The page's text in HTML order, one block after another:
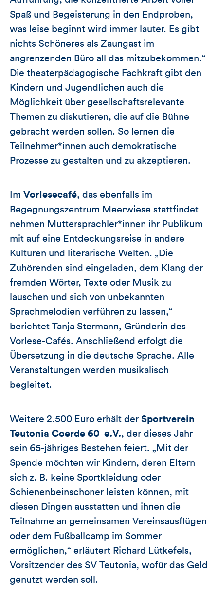
Spaß und Begeisterung in den Endproben,
was leise beginnt wird immer lauter. Es gibt
nichts Schöneres als Zaungast im
angrenzenden Büro all das mitzubekommen.“
Die theaterpädagogische Fachkraft gibt den
Kindern und Jugendlichen auch die
Möglichkeit über gesellschaftsrelevante
Themen zu diskutieren, die auf die Bühne
gebracht werden sollen. So lernen die
Teilnehmer*innen auch demokratische
Prozesse zu gestalten und zu akzeptieren.
Im Vorlesecafé, das ebenfalls im
Begegnungszentrum Meerwiese stattfindet
nehmen Muttersprachler*innen ihr Publikum
mit auf eine Entdeckungsreise in andere
Kulturen und literarische Welten. „Die
Zuhörenden sind eingeladen, dem Klang der
fremden Wörter, Texte oder Musik zu
lauschen und sich von unbekannten
Sprachmelodien verführen zu lassen,“
berichtet Tanja Stermann, Gründerin des
Vorlese-Cafés. Anschließend erfolgt die
Übersetzung in die deutsche Sprache. Alle
Veranstaltungen werden musikalisch
begleitet.
Weitere 2.500 Euro erhält der Sportverein
Teutonia Coerde 60 e.V., der dieses Jahr
sein 65-jähriges Bestehen feiert. „Mit der
Spende möchten wir Kindern, deren Eltern
sich z. B. keine Sportkleidung oder
Schienenbeinschoner leisten können, mit
diesen Dingen ausstatten und ihnen die
Teilnahme an gemeinsamen Vereinsausflügen
oder dem Fußballcamp im Sommer
ermöglichen,“ erläutert Richard Lütkefels,
Vorsitzender des SV Teutonia, wofür das Geld
genutzt werden soll.